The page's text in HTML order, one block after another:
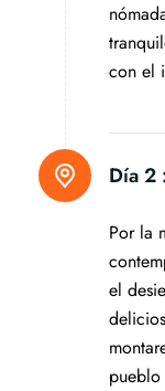
con el
Día 2
Por la
el